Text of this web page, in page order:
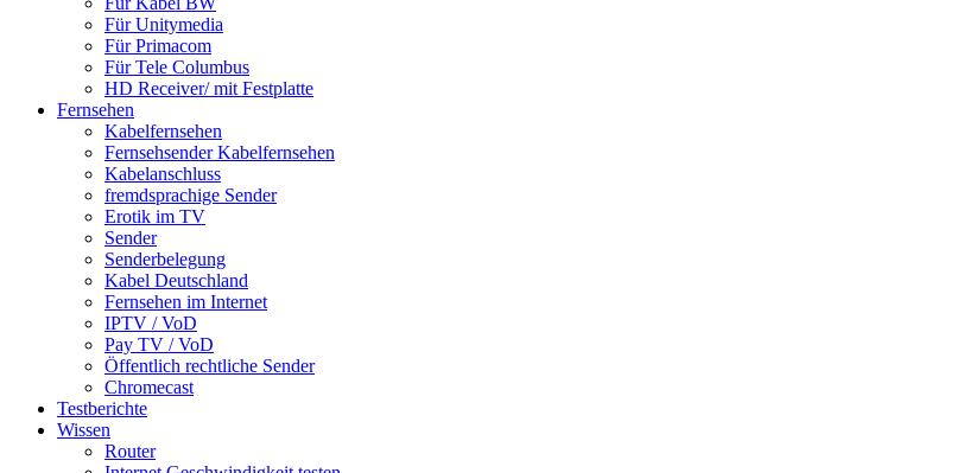
Für Unitymedia
Für Primacom
Für Tele Columbus
HD Receiver/ mit Festplatte
Fernsehen
Kabelfernsehen
Fernsehsender Kabelfernsehen
Kabelanschluss
fremdsprachige Sender
Erotik im TV
Sender
Senderbelegung
Kabel Deutschland
Fernsehen im Internet
IPTV / VoD
Pay TV / VoD
Öffentlich rechtliche Sender
Chromecast
Testberichte
Wissen
Router